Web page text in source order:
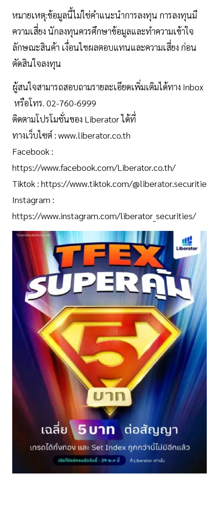
หมายเหตุ:ข้อมูลนี้ไม่ใช่คำแนะนำการลงทุน การลงทุนมี
ความเสี่ยง นักลงทุนควรศึกษาข้อมูลและทำความเข้าใจ
ลักษณะสินค้า เงื่อนไขผลตอบแทนและความเสี่ยง ก่อน
ตัดสินใจลงทุน
ผู้สนใจสามารถสอบถามรายละเอียดเพิ่มเติมได้ทาง Inbox
หรือโทร. 02-760-6999
ติดตามโปรโมชั่นของ Liberator ได้ที่
ทางเว็บไซต์ : www.liberator.co.th
Facebook :
https://www.facebook.com/Liberator.co.th/
Tiktok : https://www.tiktok.com/@liberator.securitie
Instagram :
https://www.instagram.com/liberator_securities/